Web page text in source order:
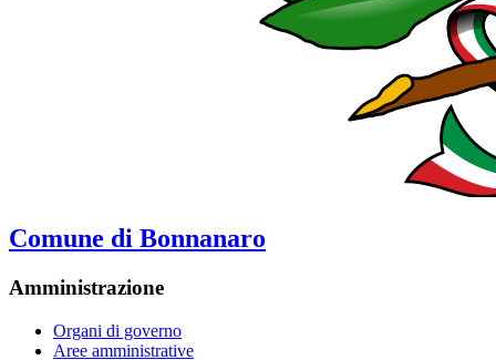
Comune di Bonnanaro
Amministrazione
Organi di governo
Aree amministrative